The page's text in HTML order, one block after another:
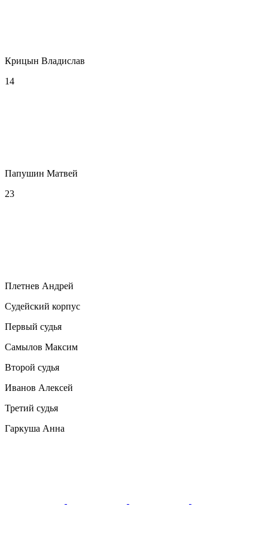
Крицын Владислав
14
Папушин Матвей
23
Плетнев Андрей
Судейский корпус
Первый судья
Самылов Максим
Второй судья
Иванов Алексей
Третий судья
Гаркуша Анна